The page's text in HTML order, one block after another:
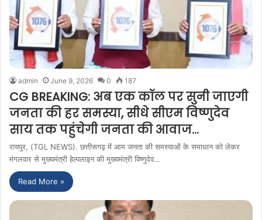
admin June 9, 2026 0 187
CG BREAKING: अब एक कॉल पर सुनी जाएगी
जनता की हर समस्या, सीधे सीएम विष्णुदेव
साय तक पहुंचेगी जनता की आवाज…
रायपुर, (TGL NEWS). छत्तीसगढ़ में आम जनता की समस्याओं के समाधान को लेकर
मंगलवार से मुख्यमंत्री हेल्पलाइन की मुख्यमंत्री विष्णुदेव…
Read More »